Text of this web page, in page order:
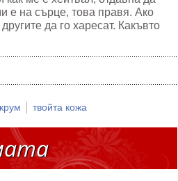
е на сърце, това правя. Ако
да го харесат. Какъвто
крум | твойта кожа